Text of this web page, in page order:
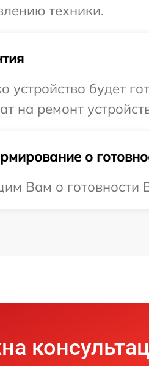
техники.
устройство будет
на ремонт
о
Вам о готовности